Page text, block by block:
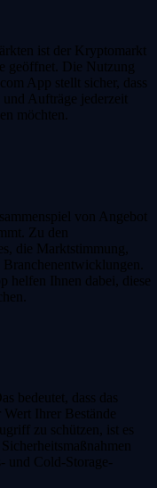
ist der Kryptomarkt
geöffnet. Die Nutzung
App stellt sicher, dass
Aufträge jederzeit
möchten.
von Angebot
Zu den
die Marktstimmung,
helfen Ihnen dabei, diese
bedeutet, dass das
Ihrer Bestände
zu schützen, ist es
und Cold-Storage-